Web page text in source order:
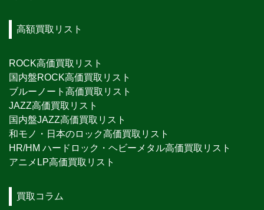
高額買取リスト
ROCK高価買取リスト
国内盤ROCK高価買取リスト
ブルーノート高価買取リスト
JAZZ高価買取リスト
国内盤JAZZ高価買取リスト
和モノ・日本のロック高価買取リスト
HR/HM ハードロック・ヘビーメタル高価買取リスト
アニメLP高価買取リスト
買取コラム